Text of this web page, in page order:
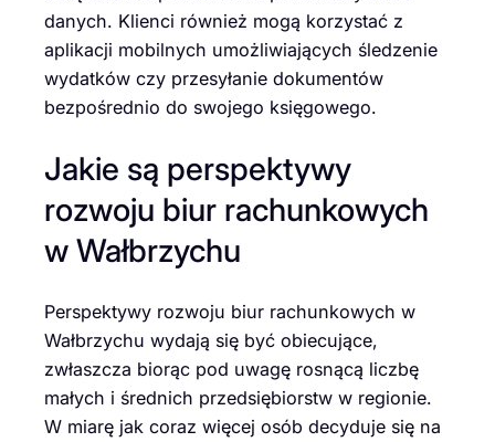
danych. Klienci również mogą korzystać z
aplikacji mobilnych umożliwiających śledzenie
wydatków czy przesyłanie dokumentów
bezpośrednio do swojego księgowego.
Jakie są perspektywy
rozwoju biur rachunkowych
w Wałbrzychu
Perspektywy rozwoju biur rachunkowych w
Wałbrzychu wydają się być obiecujące,
zwłaszcza biorąc pod uwagę rosnącą liczbę
małych i średnich przedsiębiorstw w regionie.
W miarę jak coraz więcej osób decyduje się na